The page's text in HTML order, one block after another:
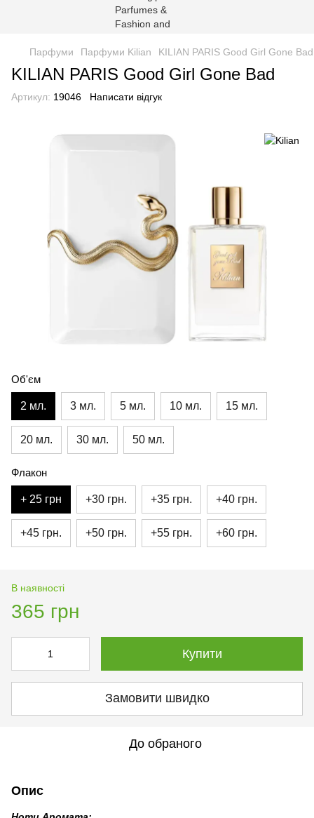
Парфуми Парфуми Kilian KILIAN PARIS Good Girl Gone
KILIAN PARIS Good Girl Gone Bad
Артикул: 19046 Написати відгук
Об'єм
2 мл. 3 мл. 5 мл. 10 мл. 15 мл.
20 мл. 30 мл. 50 мл.
Флакон
+ 25 грн +30 грн. +35 грн. +40 грн.
+45 грн. +50 грн. +55 грн. +60 грн.
В наявності
365 грн
Купити
Замовити швидко
До обраного
Опис